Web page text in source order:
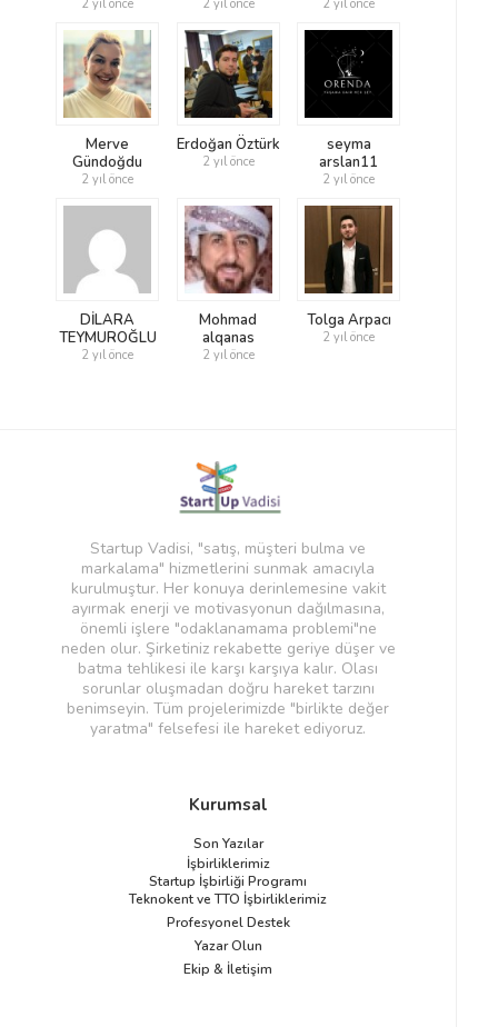
2 yıl önce 2 yıl önce 2 yıl önce
Merve
Gündoğdu
2 yıl önce
Erdoğan Öztürk
2 yıl önce
seyma
arslan11
2 yıl önce
DİLARA
TEYMUROĞLU
2 yıl önce
Mohmad
alqanas
2 yıl önce
Tolga Arpacı
2 yıl önce
Startup Vadisi, "satış, müşteri bulma ve
markalama" hizmetlerini sunmak amacıyla
kurulmuştur. Her konuya derinlemesine vakit
ayırmak enerji ve motivasyonun dağılmasına,
önemli işlere "odaklanamama problemi"ne
neden olur. Şirketiniz rekabette geriye düşer ve
batma tehlikesi ile karşı karşıya kalır. Olası
sorunlar oluşmadan doğru hareket tarzını
benimseyin. Tüm projelerimizde "birlikte değer
yaratma" felsefesi ile hareket ediyoruz.
Kurumsal
Son Yazılar
İşbirliklerimiz
Startup İşbirliği Programı
Teknokent ve TTO İşbirliklerimiz
Profesyonel Destek
Yazar Olun
Ekip & İletişim